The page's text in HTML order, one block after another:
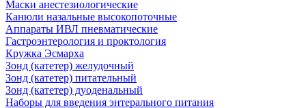
Маски анестезиологические
Канюли назальные высокопоточные
Аппараты ИВЛ пневматические
Гастроэнтерология и проктология
Кружка Эсмарха
Зонд (катетер) желудочный
Зонд (катетер) питательный
Зонд (катетер) дуоденальный
Наборы для введения энтерального питания